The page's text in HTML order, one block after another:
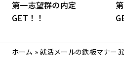
第一志望群の内定
GET！！
ホーム » 就活メールの鉄板マナー